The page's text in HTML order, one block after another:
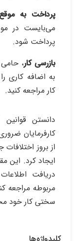
پرداخت به
می‌بایست در
پرداخت شود.
بازرسی کار، حامی
به اضافه کاری
کار مراجعه کنید.
دانستن قوانین
کارفرمایان
از بروز
ایجاد کرد. این
دریافت
مربوطه مراجعه
سختی کار خود